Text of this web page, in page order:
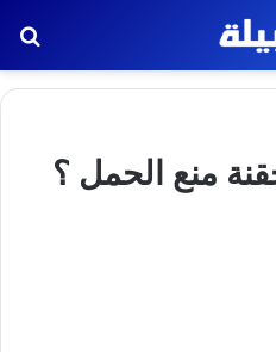
منع الحمل ؟